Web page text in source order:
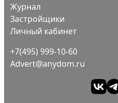
Журнал
Застройщики
Личный кабинет
+7(495) 999-10-60
Advert@anydom.ru